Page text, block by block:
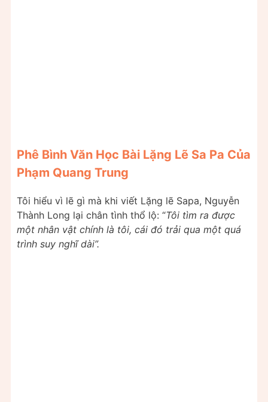
Phê Bình Văn Học Bài Lặng Lẽ Sa Pa Của
Phạm Quang Trung
Tôi hiểu vì lẽ gì mà khi viết Lặng lẽ Sapa, Nguyễn
Thành Long lại chân tình thổ lộ: “Tôi tìm ra được
một nhân vật chính là tôi, cái đó trải qua một quá
trình suy nghĩ dài”.